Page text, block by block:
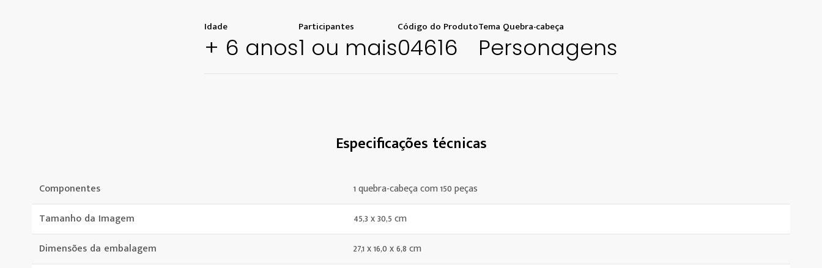
Idade
+ 6 anos
Participantes
1 ou mais
Código do Produto
04616
Tema Quebra-cabeça
Personagens
Especificações técnicas
Componentes
1 quebra-cabeça com 150 peças
Tamanho da Imagem
45,3 x 30,5 cm
Dimensões da embalagem
27,1 x 16,0 x 6,8 cm